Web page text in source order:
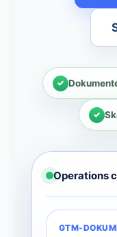
Operations
GTM-